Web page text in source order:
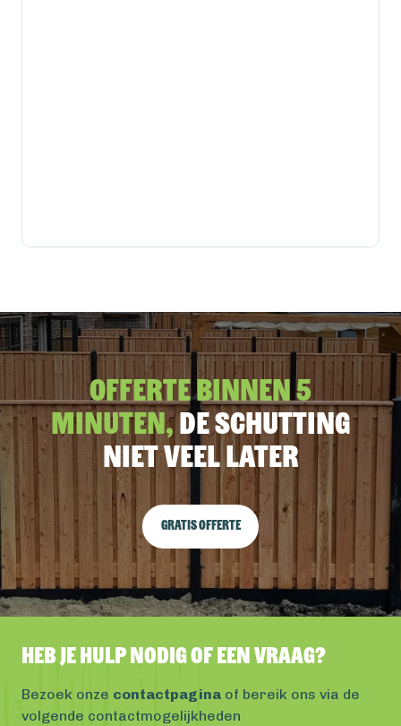
Offerte binnen 5
minuten,De schutting
niet veel later
Gratis offerte
Heb je hulp nodig of een vraag?
Bezoek onze contactpagina of bereik ons via de
volgende contactmogelijkheden